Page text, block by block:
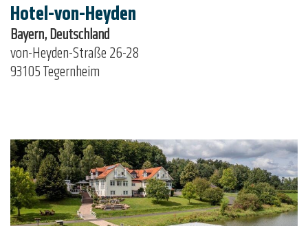
Hotel-von-Heyden
Bayern, Deutschland
von-Heyden-Straße 26-28
93105 Tegernheim